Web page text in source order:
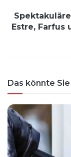
Estre, Farfus
Das könnte